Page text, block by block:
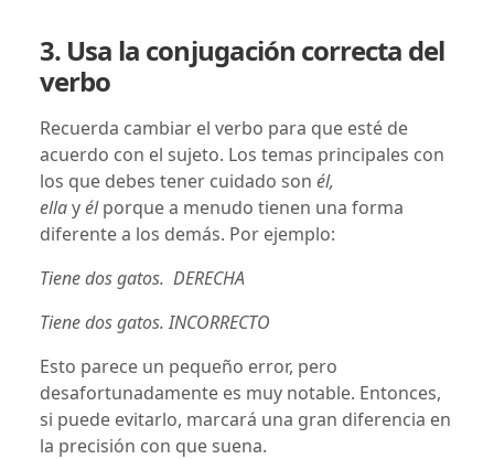
3. Usa la conjugación correcta del
verbo
Recuerda cambiar el verbo para que esté de
acuerdo con el sujeto. Los temas principales con
los que debes tener cuidado son él,
ellayélporque a menudo tienen una forma
diferente a los demás. Por ejemplo:
Tiene dos gatos. DERECHA
Tiene dos gatos. INCORRECTO
Esto parece un pequeño error, pero
desafortunadamente es muy notable. Entonces,
si puede evitarlo, marcará una gran diferencia en
la precisión con que suena.